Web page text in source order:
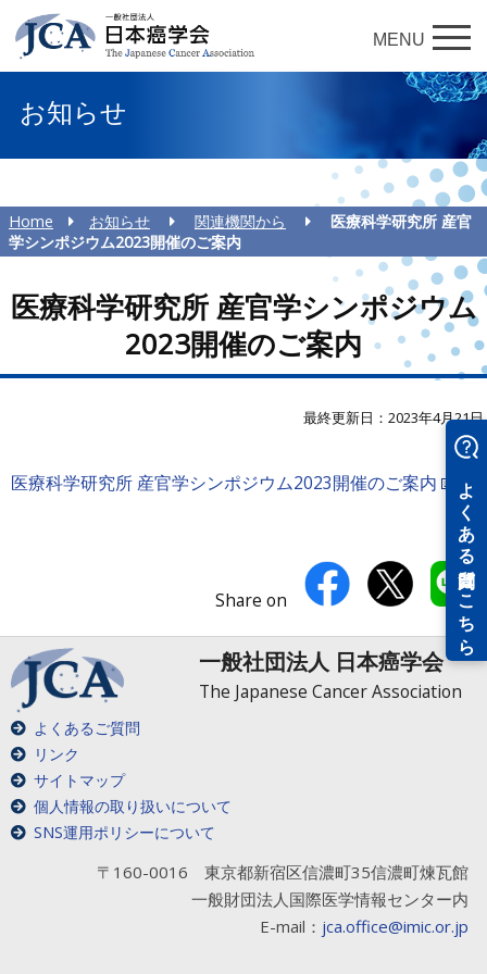
MENU
お知らせ
Home お知らせ 関連機関から
医療科学研究所 産官
学シンポジウム2023開催のご案内
医療科学研究所 産官学シンポジウム
2023開催のご案内
最終更新日：2023年4月21日
医療科学研究所 産官学シンポジウム2023開催のご案内
Share on
一般社団法人 日本癌学会
The Japanese Cancer Association
よくあるご質問
リンク
サイトマップ
個人情報の取り扱いについて
SNS運用ポリシーについて
〒160-0016 東京都新宿区信濃町35信濃町煉瓦館
一般財団法人国際医学情報センター内
E-mail： jca.office@imic.or.jp